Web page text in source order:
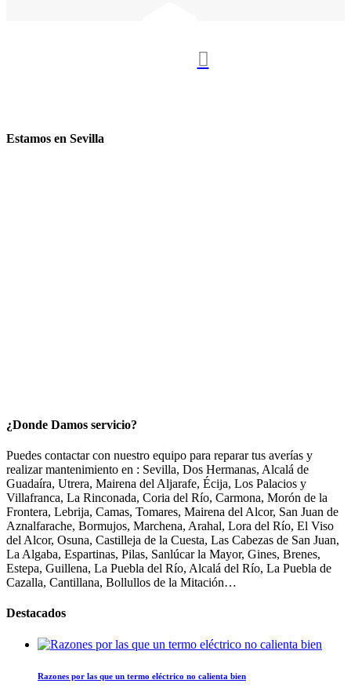

Estamos en Sevilla
¿Donde Damos servicio?
Puedes contactar con nuestro equipo para reparar tus averías y
realizar mantenimiento en : Sevilla, Dos Hermanas, Alcalá de
Guadaíra, Utrera, Mairena del Aljarafe, Écija, Los Palacios y
Villafranca, La Rinconada, Coria del Río, Carmona, Morón de la
Frontera, Lebrija, Camas, Tomares, Mairena del Alcor, San Juan de
Aznalfarache, Bormujos, Marchena, Arahal, Lora del Río, El Viso
del Alcor, Osuna, Castilleja de la Cuesta, Las Cabezas de San Juan,
La Algaba, Espartinas, Pilas, Sanlúcar la Mayor, Gines, Brenes,
Estepa, Guillena, La Puebla del Río, Alcalá del Río, La Puebla de
Cazalla, Cantillana, Bollullos de la Mitación…
Destacados
Razones por las que un termo eléctrico no calienta bien